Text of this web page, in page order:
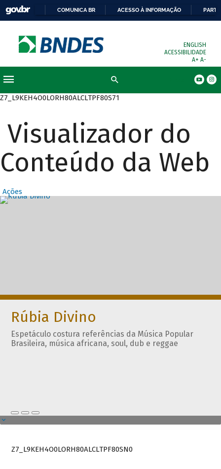
COMUNICA BR ACESSO À INFORMAÇÃO
ENGLISH
ACESSIBILIDADE
A+ A-
Z7_L9KEH4O0LORH80ALCLTPF80S71
Visualizador do
Conteúdo da Web
Ações
Destaques
Rúbia Divino
Espetáculo costura referências da Música Popular
Brasileira, música africana, soul, dub e reggae
Z7_L9KEH4O0LORH80ALCLTPF80SN0